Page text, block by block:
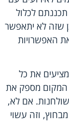
תכננתם לכלול
שזה לא יתאפשר
האפשרויות
את כל
המקום מספק את
אם לא,
וזה עשוי